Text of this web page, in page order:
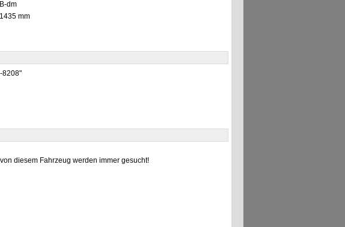
B-dm
1435 mm
8208"
von diesem Fahrzeug werden immer gesucht!